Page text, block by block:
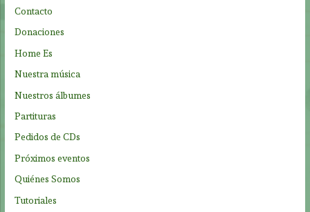
:
Contacto
Donaciones
Home Es
Nuestra música
Nuestros álbumes
Partituras
Pedidos de CDs
Próximos eventos
Quiénes Somos
Tutoriales